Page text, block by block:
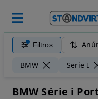
Filtros
BMW Serie I
BMW Série i